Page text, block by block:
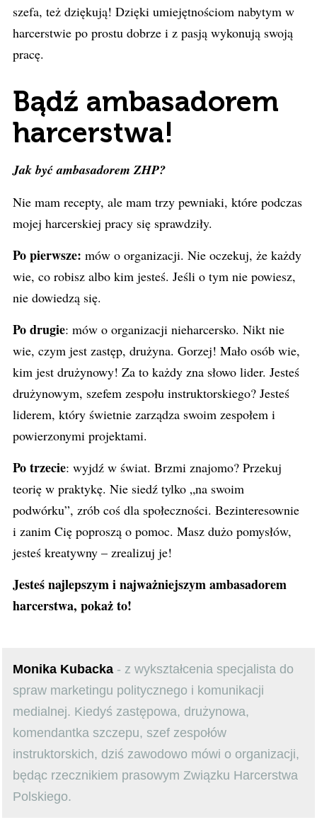
szefa, też dziękują! Dzięki umiejętnościom nabytym w
harcerstwie po prostu dobrze i z pasją wykonują swoją
pracę.
Bądź ambasadorem
harcerstwa!
Jak być ambasadorem ZHP?
Nie mam recepty, ale mam trzy pewniaki, które podczas
mojej harcerskiej pracy się sprawdziły.
Po pierwsze: mów o organizacji. Nie oczekuj, że każdy
wie, co robisz albo kim jesteś. Jeśli o tym nie powiesz,
nie dowiedzą się.
Po drugie: mów o organizacji nieharcersko. Nikt nie
wie, czym jest zastęp, drużyna. Gorzej! Mało osób wie,
kim jest drużynowy! Za to każdy zna słowo lider. Jesteś
drużynowym, szefem zespołu instruktorskiego? Jesteś
liderem, który świetnie zarządza swoim zespołem i
powierzonymi projektami.
Po trzecie: wyjdź w świat. Brzmi znajomo? Przekuj
teorię w praktykę. Nie siedź tylko „na swoim
podwórku”, zrób coś dla społeczności. Bezinteresownie
i zanim Cię poproszą o pomoc. Masz dużo pomysłów,
jesteś kreatywny – zrealizuj je!
Jesteś najlepszym i najważniejszym ambasadorem
harcerstwa, pokaż to!
Monika Kubacka - z wykształcenia specjalista do
spraw marketingu politycznego i komunikacji
medialnej. Kiedyś zastępowa, drużynowa,
komendantka szczepu, szef zespołów
instruktorskich, dziś zawodowo mówi o organizacji,
będąc rzecznikiem prasowym Związku Harcerstwa
Polskiego.